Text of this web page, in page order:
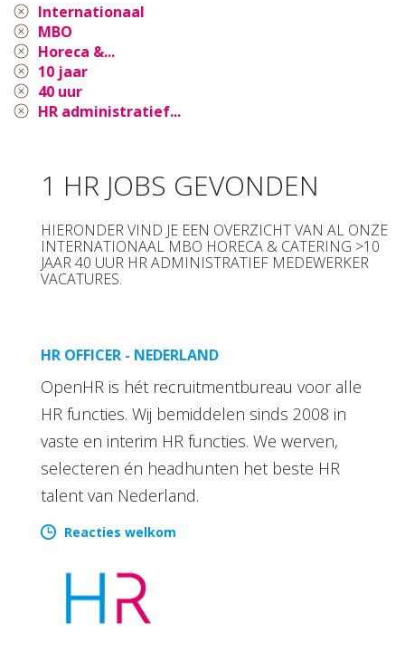
Internationaal
MBO
Horeca &...
10 jaar
40 uur
HR administratief...
1 HR JOBS GEVONDEN
HIERONDER VIND JE EEN OVERZICHT VAN AL ONZE
INTERNATIONAAL MBO HORECA & CATERING >10
JAAR 40 UUR HR ADMINISTRATIEF MEDEWERKER
VACATURES.
HR OFFICER - NEDERLAND
OpenHR is hét recruitmentbureau voor alle
HR functies. Wij bemiddelen sinds 2008 in
vaste en interim HR functies. We werven,
selecteren én headhunten het beste HR
talent van Nederland.
Reacties welkom